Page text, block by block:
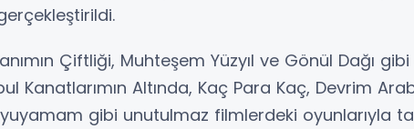
Çiftliği, Muhteşem Yüzyıl ve Gönül Dağı
Kanatlarımın Altında, Kaç Para Kaç, Devrim
gibi unutulmaz filmlerdeki oyunlarıyla